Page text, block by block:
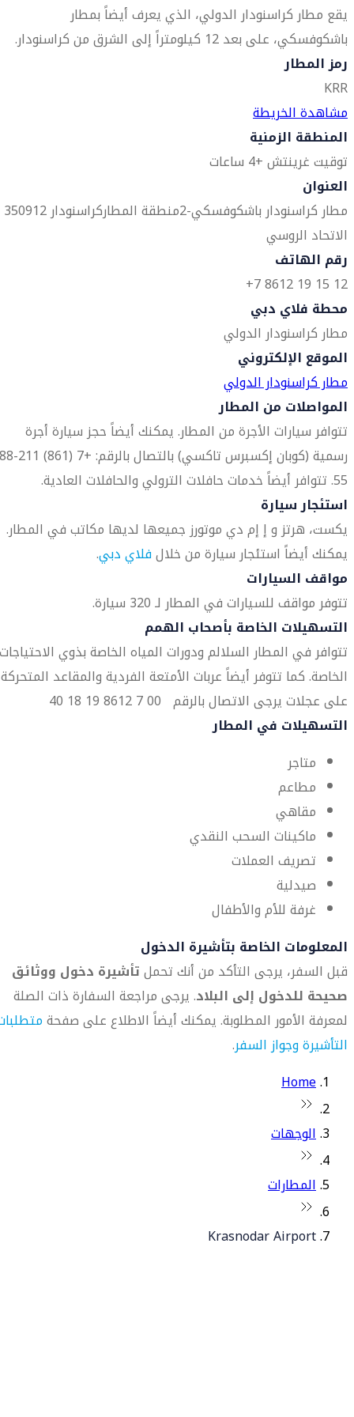
يقع مطار كراسنودار الدولي، الذي يعرف أيضاً بمطار
باشكوفسكي، على بعد 12 كيلومتراً إلى الشرق من كراسنودار.
رمز المطار
KRR
مشاهدة الخريطة
المنطقة الزمنية
توقيت غرينتش +4 ساعات
العنوان
مطار كراسنودار باشكوفسكي-2 منطقة المطاركراسنودار 350912
الاتحاد الروسي
رقم الهاتف
12 15 19 8612 7+
محطة فلاي دبي
مطار كراسنودار الدولي
الموقع الإلكتروني
مطار كراسنودار الدولي
المواصلات من المطار
تتوافر سيارات الأجرة من المطار. يمكنك أيضاً حجز سيارة أجرة
55. تتوافر أيضاً خدمات حافلات الترولي والحافلات العادية.
استئجار سيارة
يكست، هرتز و إ إم دي موتورز جميعها لديها مكاتب في المطار.
يمكنك أيضاً استئجار سيارة من خلالفلاي دبي.
مواقف السيارات
تتوفر مواقف للسيارات في المطار لـ 320 سيارة.
التسهيلات الخاصة بأصحاب الهمم
تتوافر في المطار السلالم ودورات المياه الخاصة بذوي الاحتياجات
الخاصة. كما تتوفر أيضاً عربات الأمتعة الفردية والمقاعد المتحركة
على عجلات يرجى الاتصال بالرقم 00 7 8612 19 18 40
التسهيلات في المطار
متاجر
مطاعم
مقاهي
ماكينات السحب النقدي
تصريف العملات
صيدلية
غرفة للأم والأطفال
المعلومات الخاصة بتأشيرة الدخول
قبل السفر، يرجى التأكد من أنك تحملتأشيرة دخول ووثائق
صحيحة للدخول إلى البلاد. يرجى مراجعة السفارة ذات الصلة
لمعرفة الأمور المطلوبة. يمكنك أيضاً الاطلاع على صفحة
التأشيرة وجواز السفر.
Home
الوجهات
المطارات
Krasnodar Airport